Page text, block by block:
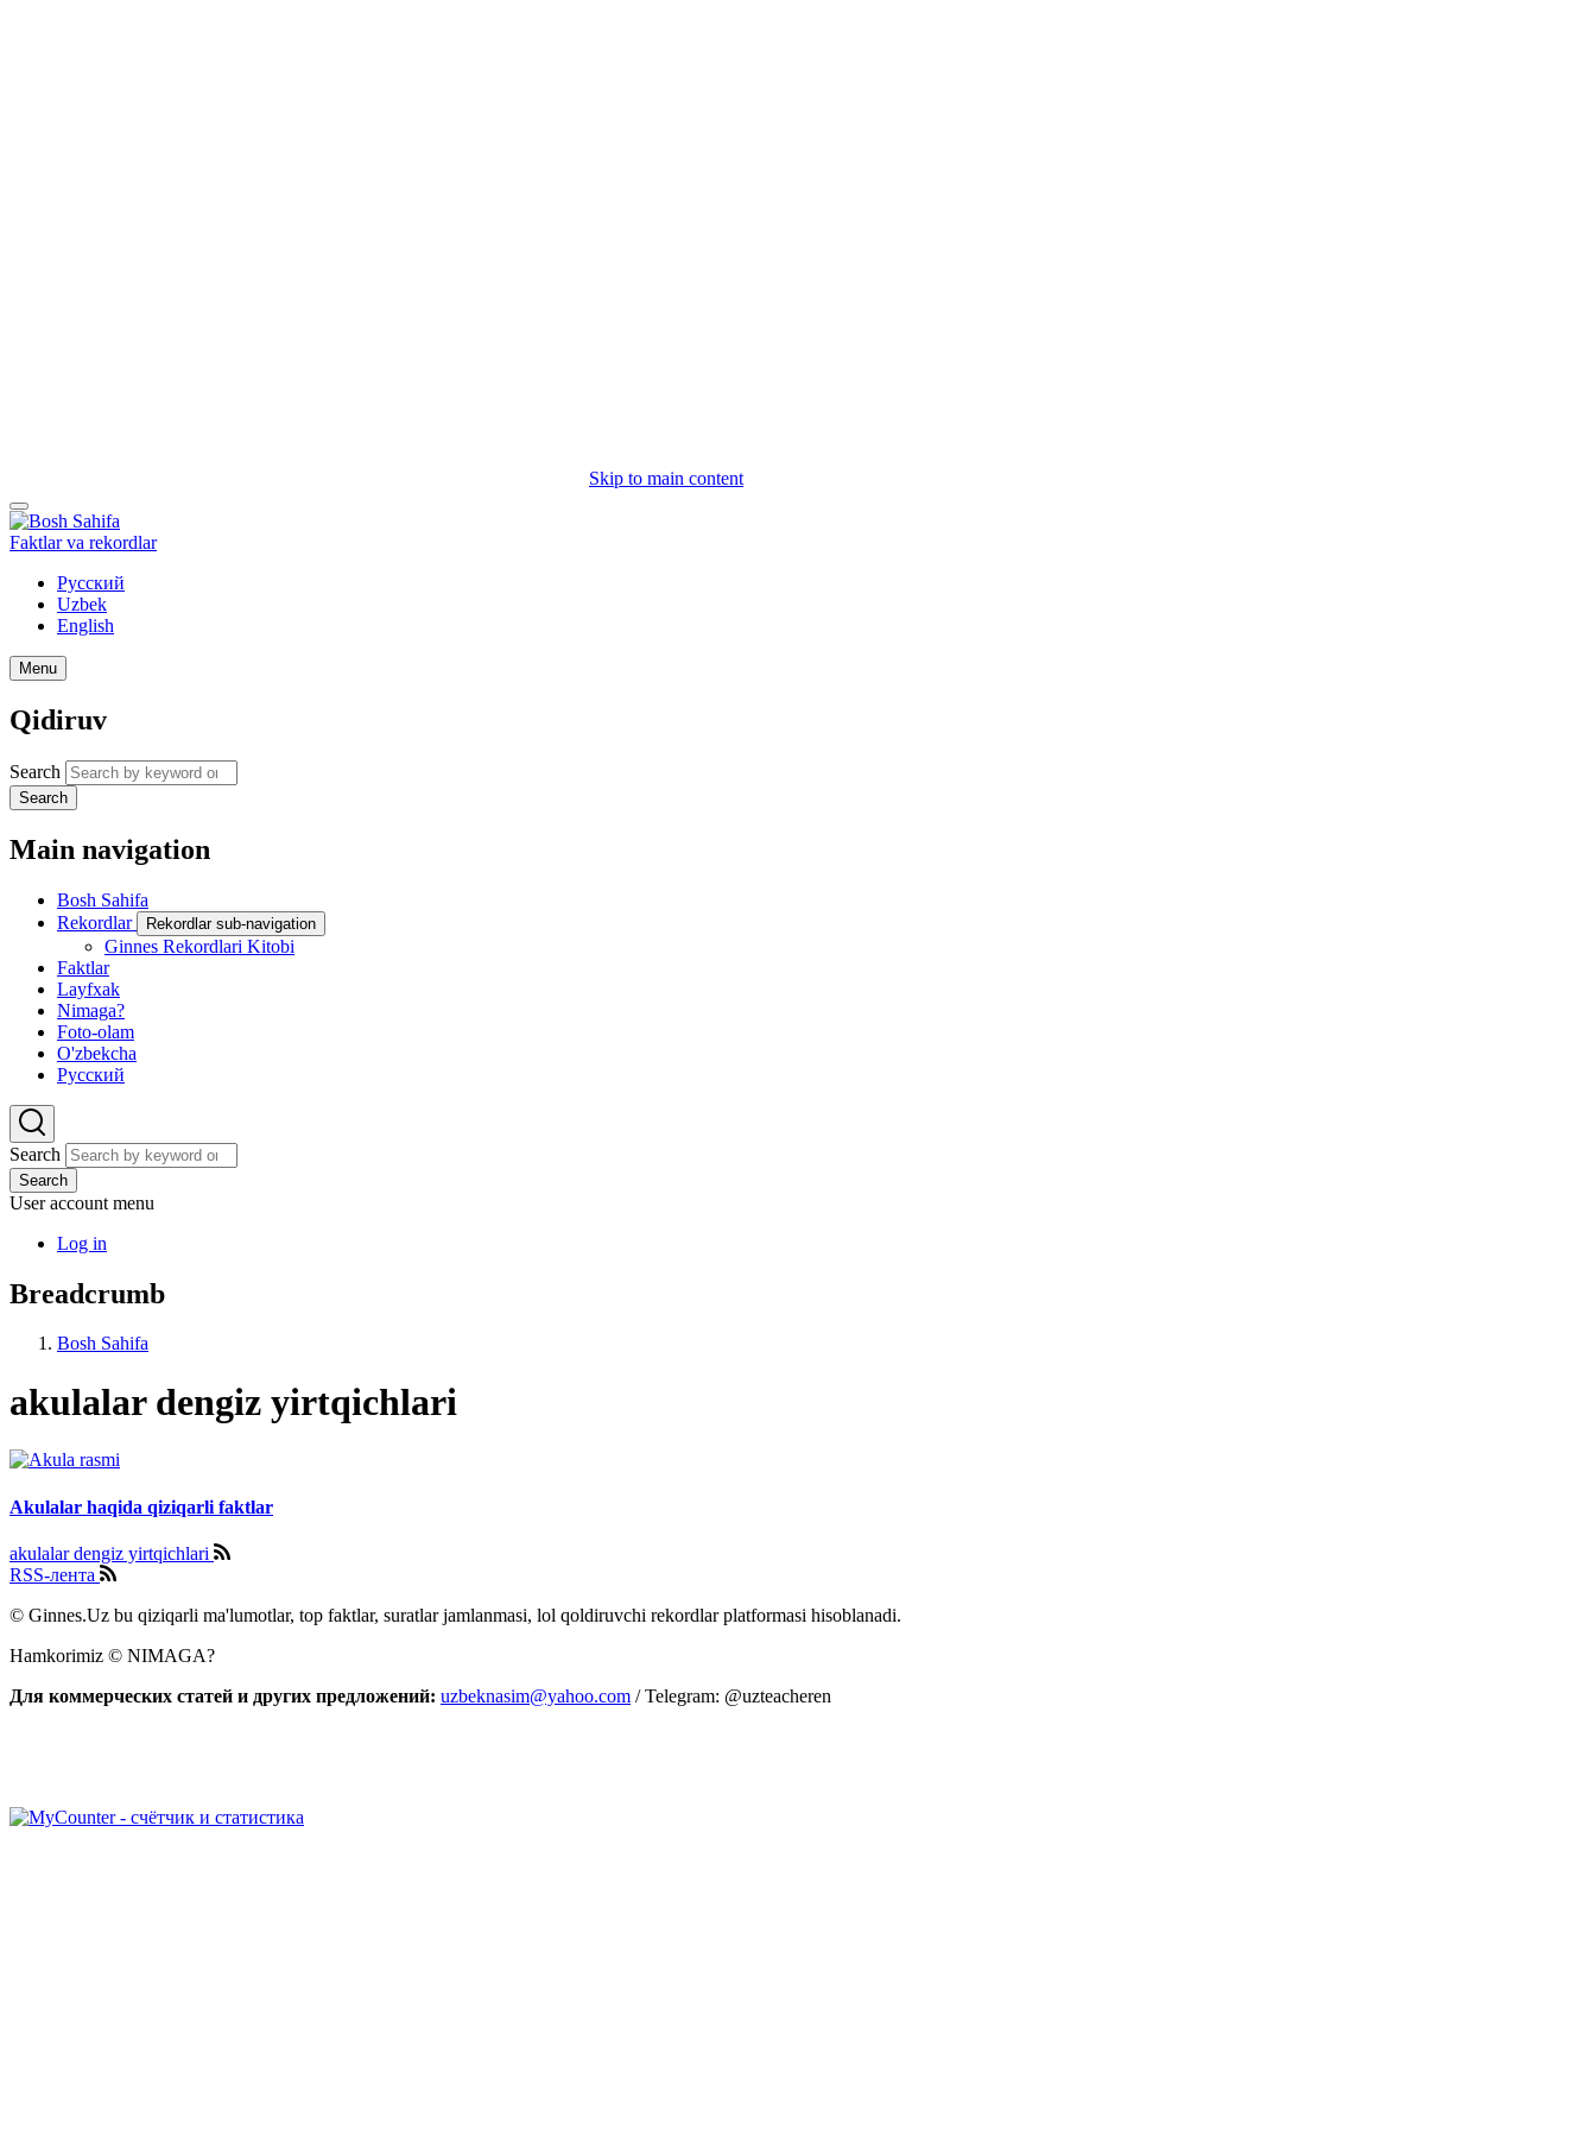
Skip to main content
Faktlar va rekordlar
Русский
Uzbek
English
Menu
Qidiruv
Search
Search
Main navigation
Bosh Sahifa
Rekordlar
Rekordlar sub-navigation
Ginnes Rekordlari Kitobi
Faktlar
Layfxak
Nimaga?
Foto-olam
O'zbekcha
Русский
Search
Search
User account menu
Log in
Breadcrumb
Bosh Sahifa
akulalar dengiz yirtqichlari
Akulalar haqida qiziqarli faktlar
akulalar dengiz yirtqichlari
RSS-лента
© Ginnes.Uz bu qiziqarli ma'lumotlar, top faktlar, suratlar jamlanmasi, lol qoldiruvchi rekordlar platformasi hisoblanadi.
Hamkorimiz © NIMAGA?
Для коммерческих статей и других предложений: uzbeknasim@yahoo.com / Telegram: @uzteacheren